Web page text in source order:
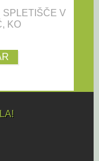
SPLETIŠČE V
KO